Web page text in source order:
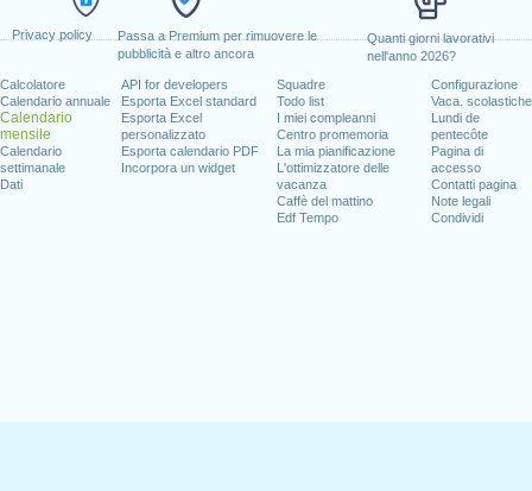
Privacy policy
Passa a Premium per rimuovere le
pubblicità e altro ancora
Quanti giorni lavorativi
nell'anno 2026?
Calcolatore
Calendario annuale
Calendario
mensile
Calendario
settimanale
Dati
API for developers
Esporta Excel standard
Esporta Excel
personalizzato
Esporta calendario PDF
Incorpora un widget
Squadre
Todo list
I miei compleanni
Centro promemoria
La mia pianificazione
L'ottimizzatore delle
vacanza
Caffè del mattino
Edf Tempo
Configurazione
Vaca. scolastiche
Lundi de
pentecôte
Pagina di
accesso
Contatti pagina
Note legali
Condividi